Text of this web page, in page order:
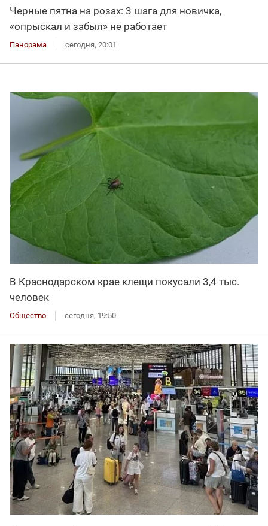
Черные пятна на розах: 3 шага для новичка,
«опрыскал и забыл» не работает
Панорама сегодня, 20:01
В Краснодарском крае клещи покусали 3,4 тыс.
человек
Общество сегодня, 19:50